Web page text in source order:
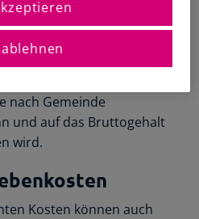
Entscheidungshilfen
der Buchhaltung
und
zum
(FLAF) dient der
nach Gemeinde
und auf das Bruttogehalt
wird.
Kosten können auch